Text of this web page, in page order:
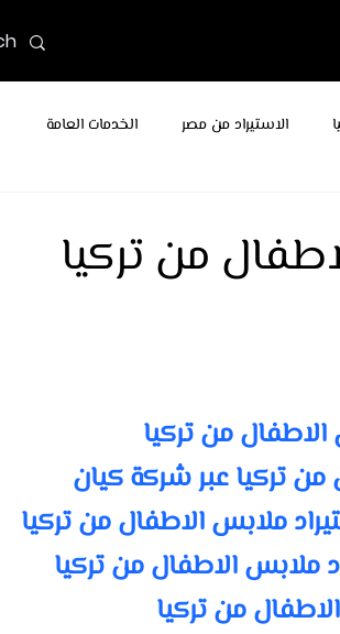
الاستيراد من مصر الخدمات العامة
من تركيا
من تركيا
من تركيا عبر شركة كيان
ملابس الاطفال من تركيا
ملابس الاطفال من تركيا
من تركيا